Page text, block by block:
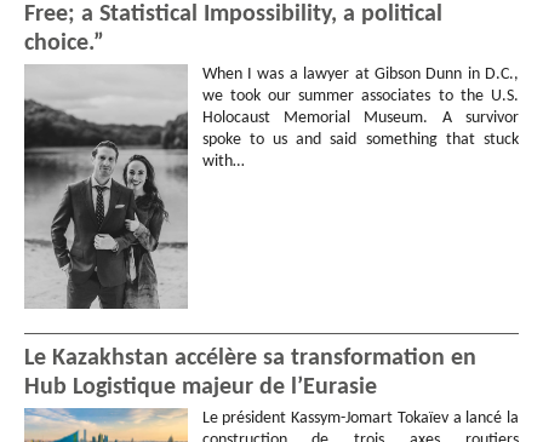
Free; a Statistical Impossibility, a political
choice.”
When I was a lawyer at Gibson Dunn in D.C.,
we took our summer associates to the U.S.
Holocaust Memorial Museum. A survivor
spoke to us and said something that stuck
with…
Le Kazakhstan accélère sa transformation en
Hub Logistique majeur de l’Eurasie
Le président Kassym-Jomart Tokaïev a lancé la